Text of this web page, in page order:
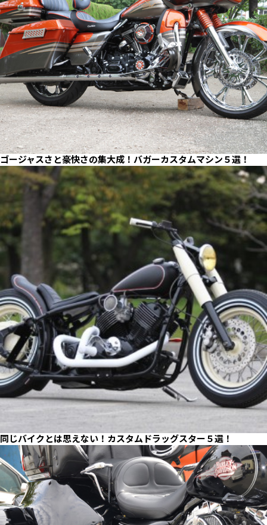
ゴージャスさと豪快さの集大成！バガーカスタムマシン５選！
同じバイクとは思えない！カスタムドラッグスター５選！